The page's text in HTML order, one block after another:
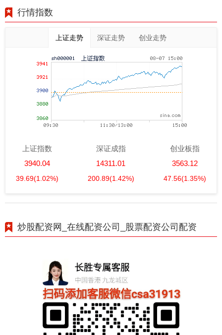
行情指数
上证走势 深证走势 创业走势
上证指数
3940.04
39.69(1.02%)
深证成指
14311.01
200.89(1.42%)
创业板指
3563.12
47.56(1.35%)
炒股配资网_在线配资公司_股票配资公司配资